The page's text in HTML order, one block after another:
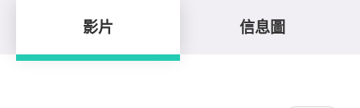
影片 信息圖